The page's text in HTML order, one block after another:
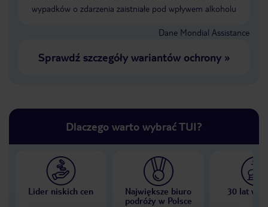
wypadków o zdarzenia zaistniałe pod wpływem alkoholu
Dane Mondial Assistance
Sprawdź szczegóły wariantów ochrony»
Dlaczego warto wybrać TUI?
Lider niskich cen
Największe biuro
podróży w Polsce
30 lat w